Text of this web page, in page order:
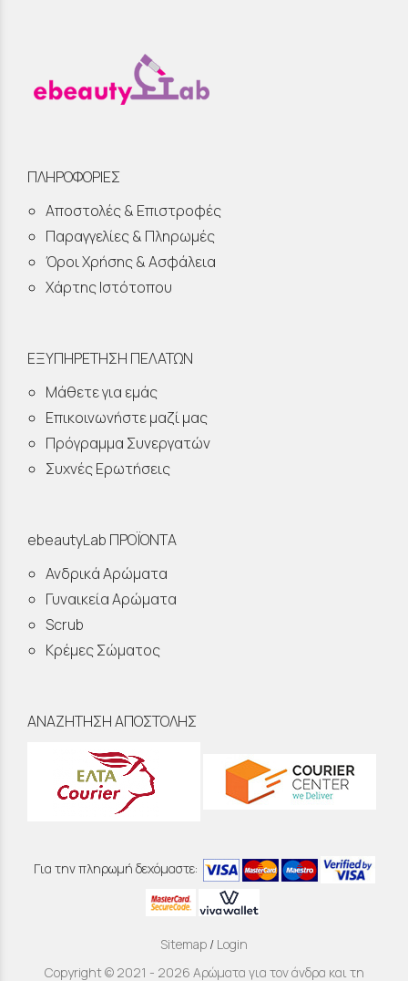
ΠΛΗΡΟΦΟΡΙΕΣ
Αποστολές & Επιστροφές
Παραγγελίες & Πληρωμές
Όροι Χρήσης & Ασφάλεια
Χάρτης Ιστότοπου
ΕΞΥΠΗΡΕΤΗΣΗ ΠΕΛΑΤΩΝ
Μάθετε για εμάς
Επικοινωνήστε μαζί μας
Πρόγραμμα Συνεργατών
Συχνές Ερωτήσεις
ebeautyLab ΠΡΟΪΟΝΤΑ
Ανδρικά Αρώματα
Γυναικεία Αρώματα
Scrub
Κρέμες Σώματος
ΑΝΑΖΗΤΗΣΗ ΑΠΟΣΤΟΛΗΣ
Για την πληρωμή δεχόμαστε:
Sitemap / Login
Copyright © 2021 - 2026 Αρώματα για τον άνδρα και τη